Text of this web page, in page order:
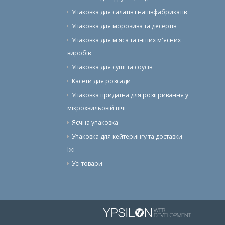
Упаковка для салатів і напівфабрикатів
Упаковка для морозива та десертів
Упаковка для м'яса та інших м'ясних
виробів
Упаковка для суші та соусів
Касети для розсади
Упаковка придатна для розігривання у
мікрохвильовій пічі
Яєчна упаковка
Упаковка для кейтерингу та доставки
Їжі
Усі товари